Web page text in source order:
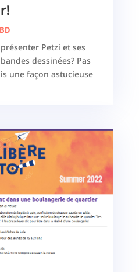
Petzi et ses
dessinées? Pas
une façon astucieuse